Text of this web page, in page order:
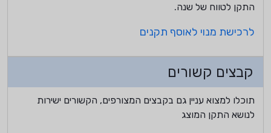
התקן לטווח של שנה.
לרכישת מנוי לאוסף תקנים
קבצים קשורים
תוכלו למצוא עניין גם בקבצים המצורפים, הקשורים ישירות
לנושא התקן המוצג